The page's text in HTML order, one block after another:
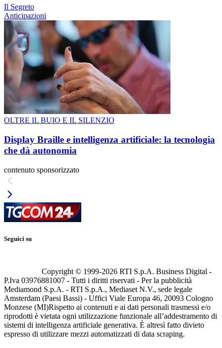
Il Segreto
Anticipazioni
OLTRE IL BUIO E IL SILENZIO
Display Braille e intelligenza artificiale: la tecnologia
che dà autonomia
contenuto sponsorizzato
Seguici su
Copyright © 1999-2026 RTI S.p.A. Business Digital -
P.Iva 03976881007 - Tutti i diritti riservati - Per la pubblicità
Mediamond S.p.A. - RTI S.p.A., Mediaset N.V., sede legale
Amsterdam (Paesi Bassi) - Uffici Viale Europa 46, 20093 Cologno
Monzese (MI)Rispetto ai contenuti e ai dati personali trasmessi e/o
riprodotti è vietata ogni utilizzazione funzionale all’addestramento di
sistemi di intelligenza artificiale generativa. È altresì fatto divieto
espresso di utilizzare mezzi automatizzati di data scraping.